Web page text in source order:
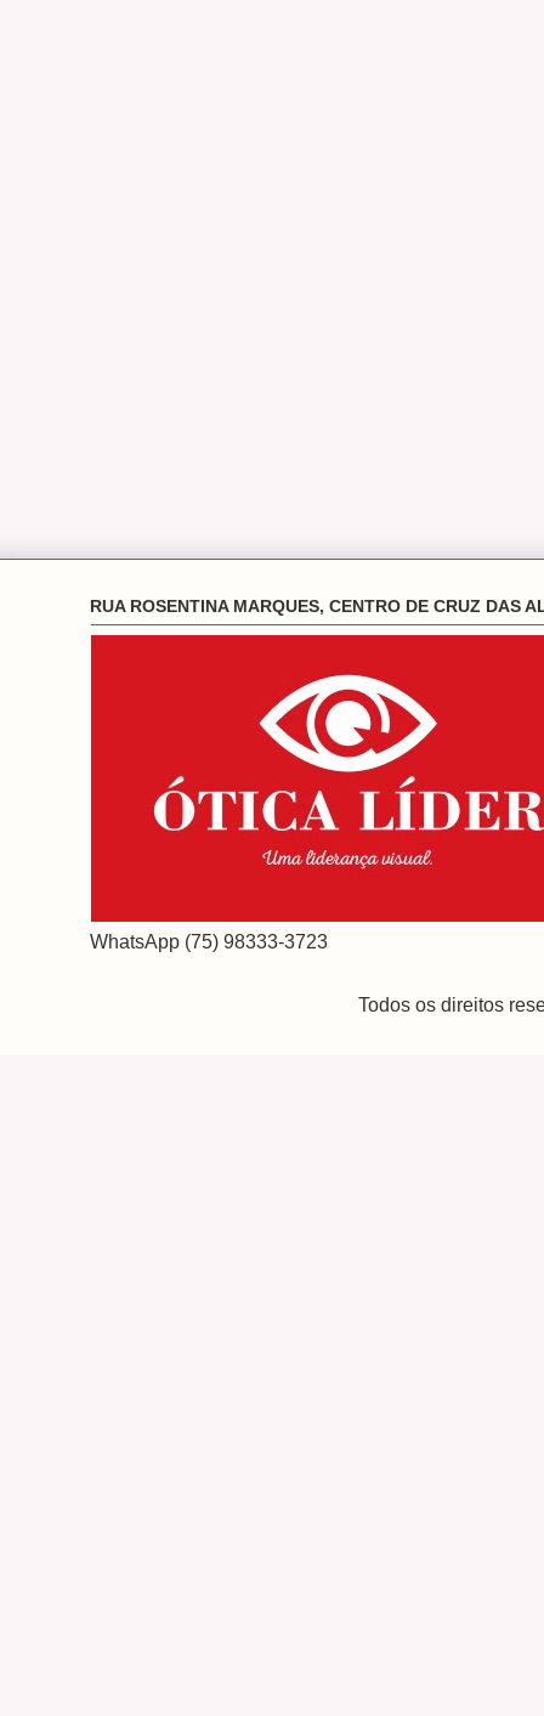
RUA ROSENTINA MARQUES, CENTRO DE CRUZ DAS
WhatsApp (75) 98333-3723
Todos os direitos